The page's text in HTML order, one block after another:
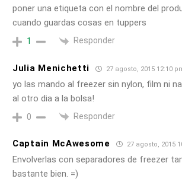
poner una etiqueta con el nombre del
cuando guardas cosas en tuppers
1 Responder
Julia Menichetti 27 agosto, 2015 12:10
yo las mando al freezer sin nylon, film ni
al otro dia a la bolsa!
0 Responder
Captain McAwesome 27 agosto, 2015
Envolverlas con separadores de freezer
bastante bien. =)